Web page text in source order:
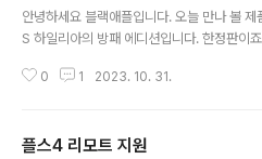
6일 발매예정이며 캡콤 한정 리미티드 박스
다고 합니다. 그외 패키지는 3,300엔+세금
안녕하세요 블랙애플입니다. 오늘 만나 볼
S 하일리아의 방패 에디션입니다. 한정판이
에디션은요, 젤다의 전설 시리즈에 등장하는
다 일본판은 17,258엔에 젤다의 전설 시간의
0 1 2023. 10. 31.
플스4 리모트 지원